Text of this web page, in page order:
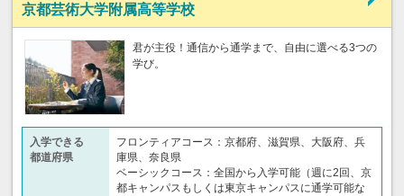
京都芸術大学附属高等学校
君が主役！通信から通学まで、自由に選べる3つの
学び。
入学できる
都道府県
フロンティアコース：京都府、滋賀県、大阪府、兵
庫県、奈良県
ベーシックコース：全国から入学可能（週に2回、京
都キャンパスもしくは東京キャンパスに通学可能な